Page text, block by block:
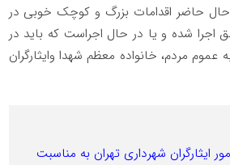
حاضر اقدامات بزرگ و کوچک خوبی در
اجرا شده و یا در حال اجراست که باید در
مردم، خانواده معظم شهدا وایثارگران
ایثارگران شهرداری تهران به مناسبت